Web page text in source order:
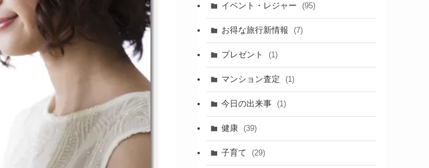
イベント・レジャー (95)
お得な旅行新情報 (7)
プレゼント (1)
マンション査定 (1)
今日の出来事 (1)
健康 (39)
子育て (29)